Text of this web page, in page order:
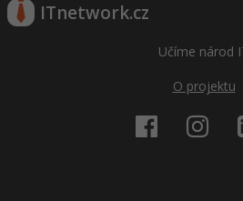
ITnetwork.cz
Učíme národ
O projektu